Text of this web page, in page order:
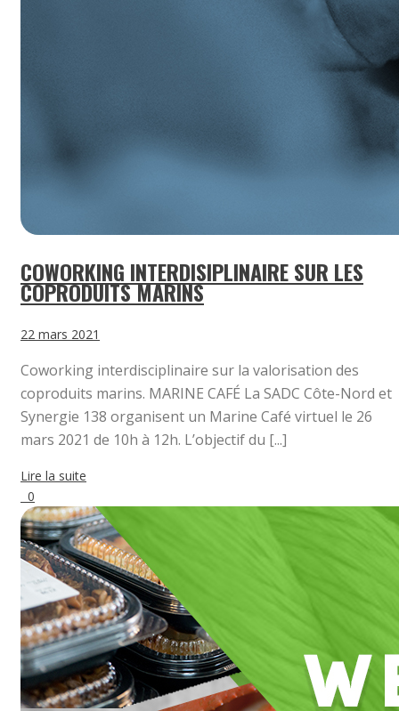
COWORKING INTERDISIPLINAIRE SUR LES
COPRODUITS MARINS
22 mars 2021
Coworking interdisciplinaire sur la valorisation des
coproduits marins. MARINE CAFÉ La SADC Côte-Nord et
Synergie 138 organisent un Marine Café virtuel le 26
mars 2021 de 10h à 12h. L’objectif du [...]
Lire la suite
0